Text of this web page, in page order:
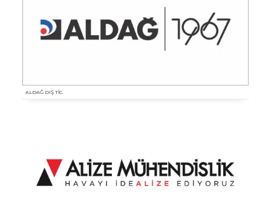
ALDAĞ DIŞ TİC.